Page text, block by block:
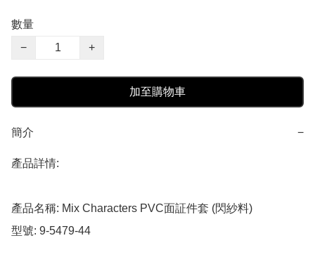
數量
−
+
加至購物車
簡介 −
產品詳情:
產品名稱: Mix Characters PVC面証件套 (閃紗料)
型號: 9-5479-44